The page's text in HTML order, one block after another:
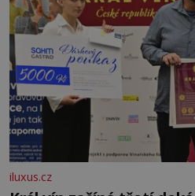
iluxus.cz